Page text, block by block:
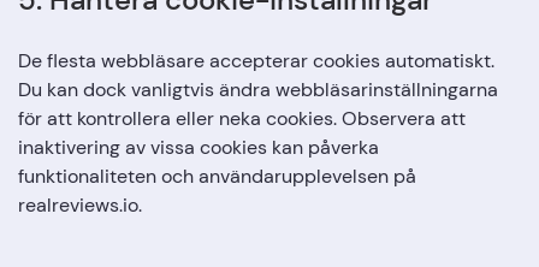
De flesta webbläsare accepterar cookies automatiskt.
Du kan dock vanligtvis ändra webbläsarinställningarna
för att kontrollera eller neka cookies. Observera att
inaktivering av vissa cookies kan påverka
funktionaliteten och användarupplevelsen på
realreviews.io.